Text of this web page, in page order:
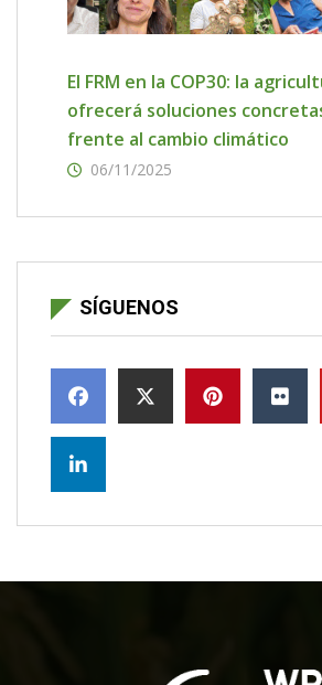
El FRM en la COP30: la
ofrecerá soluciones
frente al cambio climático
06/11/2025
SÍGUENOS